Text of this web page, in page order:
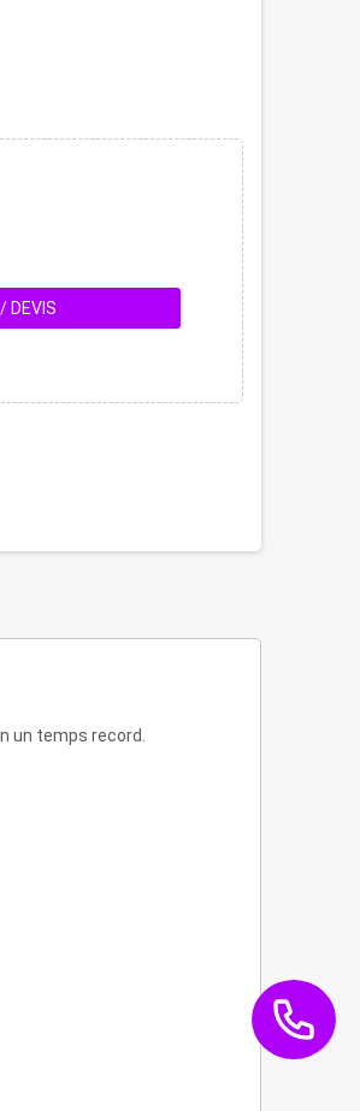
DEVIS
un temps record.